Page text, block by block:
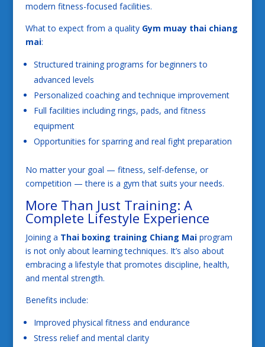
modern fitness-focused facilities.
What to expect from a quality Gym muay thai chiang
mai:
Structured training programs for beginners to
advanced levels
Personalized coaching and technique improvement
Full facilities including rings, pads, and fitness
equipment
Opportunities for sparring and real fight preparation
No matter your goal — fitness, self-defense, or
competition — there is a gym that suits your needs.
More Than Just Training: A
Complete Lifestyle Experience
Joining a Thai boxing training Chiang Maiprogram
is not only about learning techniques. It’s also about
embracing a lifestyle that promotes discipline, health,
and mental strength.
Benefits include:
Improved physical fitness and endurance
Stress relief and mental clarity